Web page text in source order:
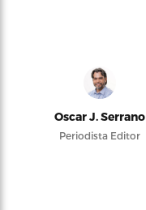
Oscar J. Serrano
Periodista Editor